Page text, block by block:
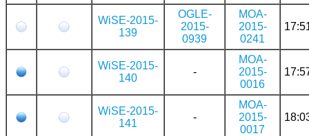
WiSE-2015-
139
OGLE-
2015-
0939
MOA-
2015-
0241
WiSE-2015-
140
-
MOA-
2015-
0016
WiSE-2015-
141
-
MOA-
2015-
0017